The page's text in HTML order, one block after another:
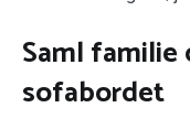
Saml
sofabordet